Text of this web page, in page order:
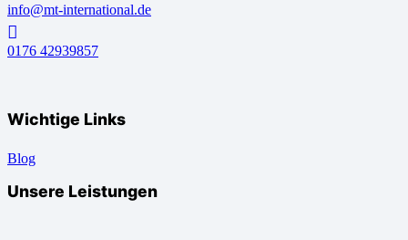
info@mt-international.de
0176 42939857
Wichtige Links
Blog
Unsere Leistungen